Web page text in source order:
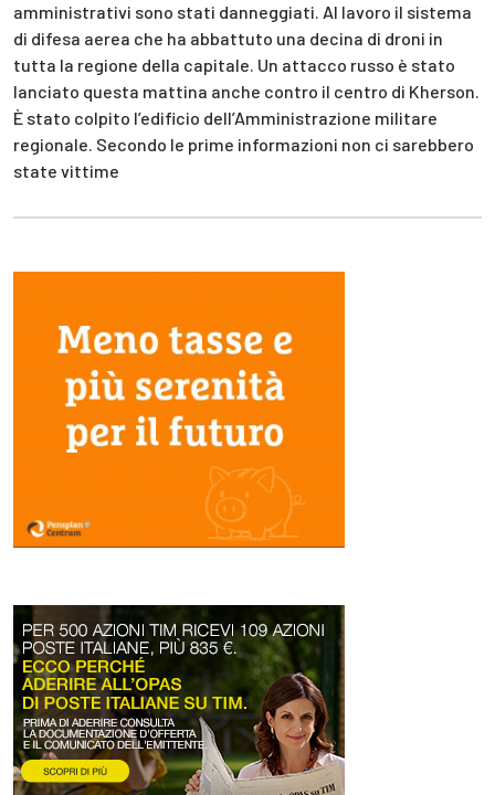
amministrativi sono stati danneggiati. Al lavoro il sistema
di difesa aerea che ha abbattuto una decina di droni in
tutta la regione della capitale. Un attacco russo è stato
lanciato questa mattina anche contro il centro di Kherson.
È stato colpito l’edificio dell’Amministrazione militare
regionale. Secondo le prime informazioni non ci sarebbero
state vittime